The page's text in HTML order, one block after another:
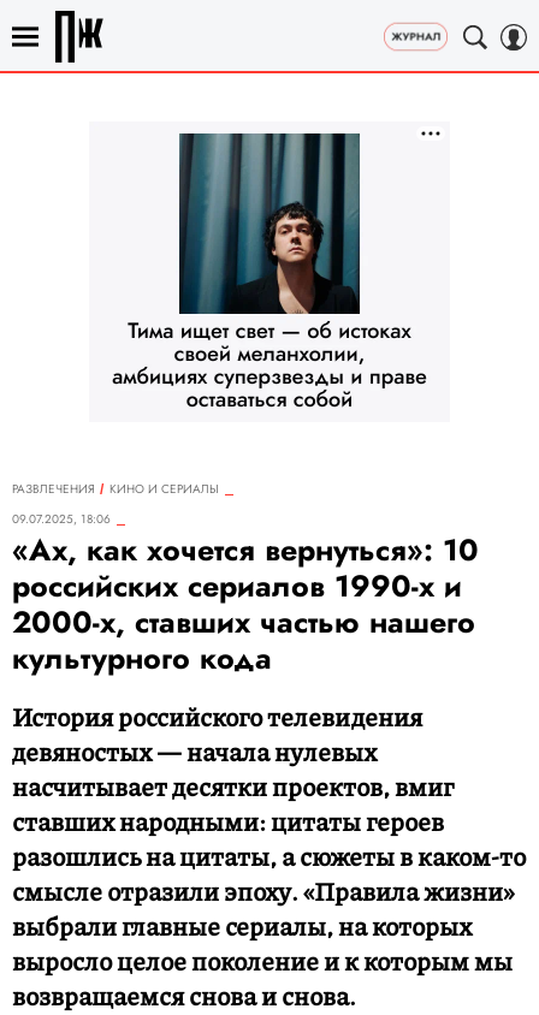
РАЗВЛЕЧЕНИЯ
КИНО И СЕРИАЛЫ
09.07.2025, 18:06
«Ах, как хочется вернуться»: 10
российских сериалов 1990-х и
2000-х, ставших частью нашего
культурного кода
История российского телевидения
девяностых — начала нулевых
насчитывает десятки проектов, вмиг
ставших народными: цитаты героев
разошлись на цитаты, а сюжеты в каком-то
смысле отразили эпоху. «Правила жизни»
выбрали главные сериалы, на которых
выросло целое поколение и к которым мы
возвращаемся снова и снова.